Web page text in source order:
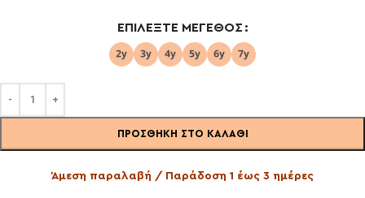
ΕΠΙΛΈΞΤΕ ΜΈΓΕΘΟΣ
ΠΡΟΣΘΉΚΗ ΣΤΟ ΚΑΛΆΘΙ
Άμεση παραλαβή / Παράδοση 1 έως 3 ημέρες